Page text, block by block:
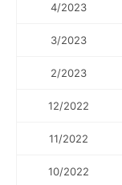
4/2023
3/2023
2/2023
12/2022
11/2022
10/2022